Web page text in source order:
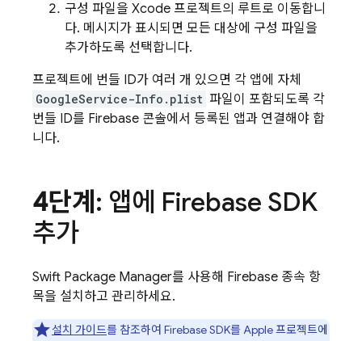
구성 파일을 Xcode 프로젝트의 루트로 이동합니
다. 메시지가 표시되면 모든 대상에 구성 파일을
추가하도록 선택합니다.
프로젝트에 번들 ID가 여러 개 있으면 각 앱에 자체
GoogleService-Info.plist 파일이 포함되도록 각
번들 ID를 Firebase 콘솔에서 등록된 앱과 연결해야 합
니다.
4단계 : 앱에 Firebase SDK
추가
Swift Package Manager를 사용해 Firebase 종속 항
목을 설치하고 관리하세요.
설치 가이드를 참조하여 Firebase SDK를 Apple 프로젝트에